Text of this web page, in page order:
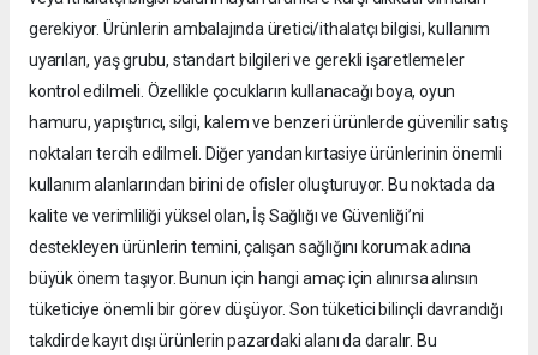
gerekiyor. Ürünlerin ambalajında üretici/ithalatçı bilgisi, kullanım
uyarıları, yaş grubu, standart bilgileri ve gerekli işaretlemeler
kontrol edilmeli. Özellikle çocukların kullanacağı boya, oyun
hamuru, yapıştırıcı, silgi, kalem ve benzeri ürünlerde güvenilir satış
noktaları tercih edilmeli. Diğer yandan kırtasiye ürünlerinin önemli
kullanım alanlarından birini de ofisler oluşturuyor. Bu noktada da
kalite ve verimliliği yüksel olan, İş Sağlığı ve Güvenliği’ni
destekleyen ürünlerin temini, çalışan sağlığını korumak adına
büyük önem taşıyor. Bunun için hangi amaç için alınırsa alınsın
tüketiciye önemli bir görev düşüyor. Son tüketici bilinçli davrandığı
takdirde kayıt dışı ürünlerin pazardaki alanı da daralır. Bu